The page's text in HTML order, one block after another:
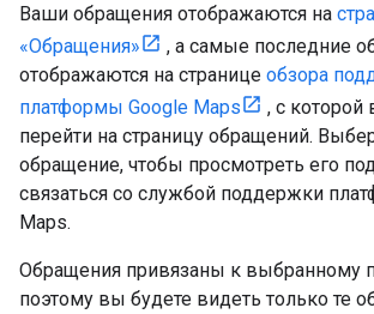
Ваши обращения отображаются на
«Обращения»
, а самые последние
отображаются на странице обзора
платформы Google Maps
, с
перейти на страницу обращений.
обращение, чтобы просмотреть его
связаться со службой поддержки
Maps.
Обращения привязаны к выбранному
поэтому вы будете видеть только те